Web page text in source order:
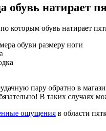
обувь натирает
которым обувь натирает
обуви размеру ноги
пару обратно в
В таких случаях
ощущения в области